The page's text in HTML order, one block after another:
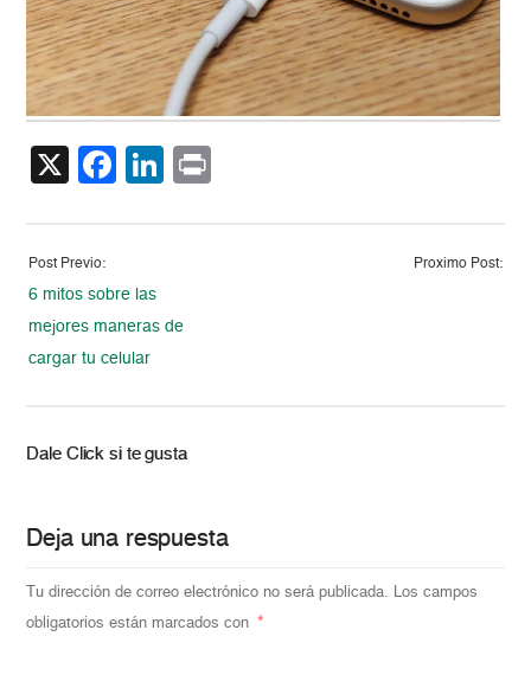
X Facebook
LinkedIn
Post Previo:
6 mitos sobre las
mejores maneras de
cargar tu celular
Proximo Post:
Dale Click si te gusta
Deja una respuesta
Tu dirección de correo electrónico no será publicada. Los campos
obligatorios están marcados con *